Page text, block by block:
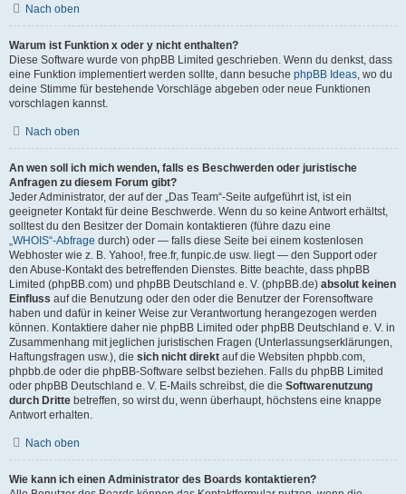
Nach oben
Warum ist Funktion x oder y nicht enthalten?
Diese Software wurde von phpBB Limited geschrieben. Wenn du denkst, dass
eine Funktion implementiert werden sollte, dann besuche phpBB Ideas , wo du
deine Stimme für bestehende Vorschläge abgeben oder neue Funktionen
vorschlagen kannst.
Nach oben
An wen soll ich mich wenden, falls es Beschwerden oder juristische
Anfragen zu diesem Forum gibt?
Jeder Administrator, der auf der „Das Team“-Seite aufgeführt ist, ist ein
geeigneter Kontakt für deine Beschwerde. Wenn du so keine Antwort erhältst,
solltest du den Besitzer der Domain kontaktieren (führe dazu eine
„WHOIS“-Abfrage durch) oder — falls diese Seite bei einem kostenlosen
Webhoster wie z. B. Yahoo!, free.fr, funpic.de usw. liegt — den Support oder
den Abuse-Kontakt des betreffenden Dienstes. Bitte beachte, dass phpBB
Limited (phpBB.com) und phpBB Deutschland e. V. (phpBB.de) absolut keinen
Einfluss auf die Benutzung oder den oder die Benutzer der Forensoftware
haben und dafür in keiner Weise zur Verantwortung herangezogen werden
können. Kontaktiere daher nie phpBB Limited oder phpBB Deutschland e. V. in
Zusammenhang mit jeglichen juristischen Fragen (Unterlassungserklärungen,
Haftungsfragen usw.), die sich nicht direkt auf die Websiten phpbb.com,
phpbb.de oder die phpBB-Software selbst beziehen. Falls du phpBB Limited
oder phpBB Deutschland e. V. E-Mails schreibst, die die Softwarenutzung
durch Dritte betreffen, so wirst du, wenn überhaupt, höchstens eine knappe
Antwort erhalten.
Nach oben
Wie kann ich einen Administrator des Boards kontaktieren?